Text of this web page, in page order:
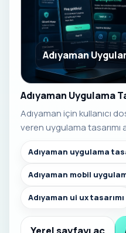
Adıyaman
Adıyaman Uygulama
Adıyaman için kullanıcı
veren uygulama tasarımı
Adıyaman uygulama
Adıyaman mobil
Adıyaman ui ux tasarımı